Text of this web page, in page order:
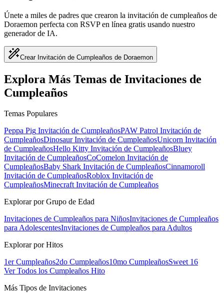
Únete a miles de padres que crearon la invitación de cumpleaños de
Doraemon perfecta con RSVP en línea gratis usando nuestro
generador de IA.
Crear Invitación de Cumpleaños de Doraemon
Explora Más Temas de Invitaciones de
Cumpleaños
Temas Populares
Peppa Pig Invitación de CumpleañosPAW Patrol Invitación de
CumpleañosDinosaur Invitación de CumpleañosUnicorn Invitación
de CumpleañosHello Kitty Invitación de CumpleañosBluey
Invitación de CumpleañosCoComelon Invitación de
CumpleañosBaby Shark Invitación de CumpleañosCinnamoroll
Invitación de CumpleañosRoblox Invitación de
CumpleañosMinecraft Invitación de Cumpleaños
Explorar por Grupo de Edad
Invitaciones de Cumpleaños para NiñosInvitaciones de Cumpleaños
para AdolescentesInvitaciones de Cumpleaños para Adultos
Explorar por Hitos
1er Cumpleaños2do Cumpleaños10mo CumpleañosSweet 16
Ver Todos los Cumpleaños Hito
Más Tipos de Invitaciones